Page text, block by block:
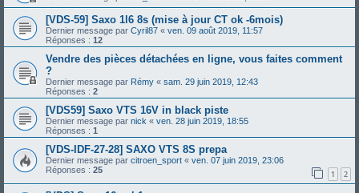
[VDS-59] Saxo 1l6 8s (mise à jour CT ok -6mois)
Dernier message par Cyril87 « ven. 09 août 2019, 11:57
Réponses : 12
Vendre des pièces détachées en ligne, vous faites comment
?
Dernier message par Rémy « sam. 29 juin 2019, 12:43
Réponses : 2
[VDS59] Saxo VTS 16V in black piste
Dernier message par nick « ven. 28 juin 2019, 18:55
Réponses : 1
[VDS-IDF-27-28] SAXO VTS 8S prepa
Dernier message par citroen_sport « ven. 07 juin 2019, 23:06
Réponses : 25 1 2